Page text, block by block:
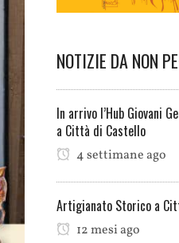
NOTIZIE DA NON
In arrivo l’Hub Giovani
a Città di Castello
4 settimane ago
Artigianato Storico a
12 mesi ago